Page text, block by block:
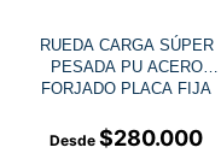
RUEDA CARGA SÚPER
PESADA PU ACERO
FORJADO PLACA FIJA
$280.000